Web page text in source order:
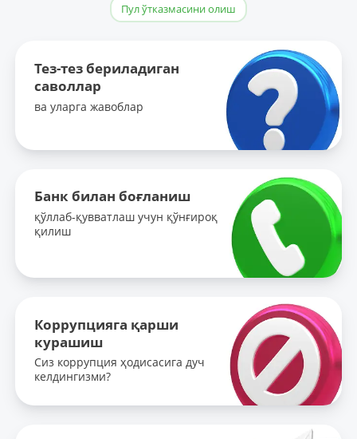
Пул ўтказмасини олиш
Тез-тез бериладиган
саволлар
ва уларга жавоблар
Банк билан боғланиш
қўллаб-қувватлаш учун қўнғироқ
қилиш
Коррупцияга қарши
курашиш
Сиз коррупция ҳодисасига дуч
келдингизми?